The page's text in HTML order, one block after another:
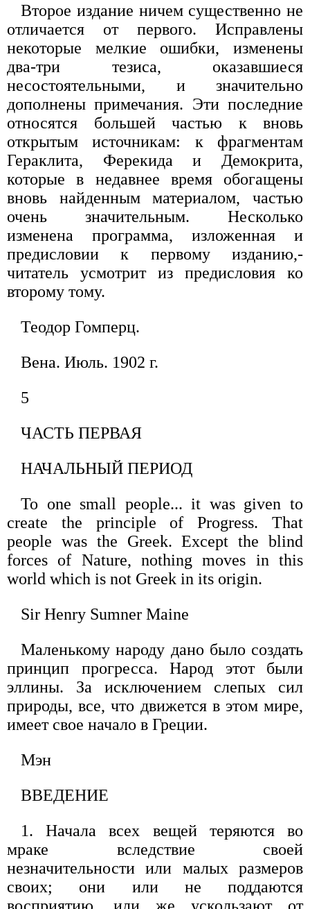
Второе издание ничем существенно не
отличается от первого. Исправлены
некоторые мелкие ошибки, изменены
два-три тезиса, оказавшиеся
несостоятельными, и значительно
дополнены примечания. Эти последние
относятся большей частью к вновь
открытым источникам: к фрагментам
Гераклита, Ферекида и Демокрита,
которые в недавнее время обогащены
вновь найденным материалом, частью
очень значительным. Несколько
изменена программа, изложенная и
предисловии к первому изданию,-
читатель усмотрит из предисловия ко
второму тому.
Теодор Гомперц.
Вена. Июль. 1902 г.
5
ЧАСТЬ ПЕРВАЯ
НАЧАЛЬНЫЙ ПЕРИОД
То one small people... it was given to
create the principle of Progress. That
people was the Greek. Except the blind
forces of Nature, nothing moves in this
world which is not Greek in its origin.
Sir Henry Sumner Maine
Маленькому народу дано было создать
принцип прогресса. Народ этот были
эллины. За исключением слепых сил
природы, все, что движется в этом мире,
имеет свое начало в Греции.
Мэн
ВВЕДЕНИЕ
1. Начала всех вещей теряются во
мраке вследствие своей
незначительности или малых размеров
своих; они или не поддаются